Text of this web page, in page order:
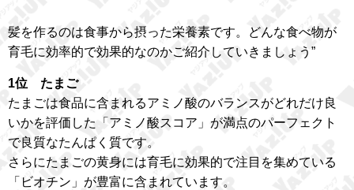
髪を作るのは食事から摂った栄養素です。どんな食べ物が
育毛に効率的で効果的なのかご紹介していきましょう”
1位 たまご
たまごは食品に含まれるアミノ酸のバランスがどれだけ良
いかを評価した「アミノ酸スコア」が満点のパーフェクト
で良質なたんぱく質です。
さらにたまごの黄身には育毛に効果的で注目を集めている
「ビオチン」が豊富に含まれています。